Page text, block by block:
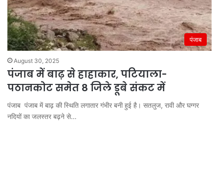
पंजाब
August 30, 2025
पंजाब में बाढ़ से हाहाकार, पटियाला-
पठानकोट समेत 8 जिले डूबे संकट में
पंजाब पंजाब में बाढ़ की स्थिति लगातार गंभीर बनी हुई है। सतलुज, रावी और घग्गर
नदियों का जलस्तर बढ़ने से…